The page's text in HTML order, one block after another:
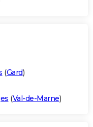
(Gard)
(Val-de-Marne)